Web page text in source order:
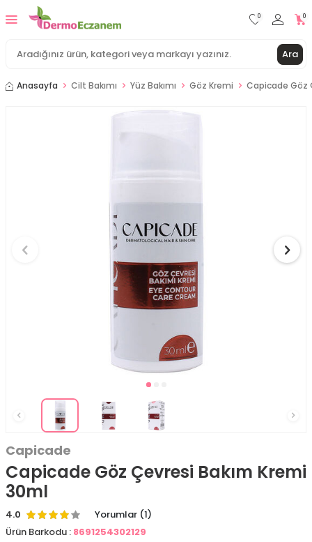
Ara
0 0
Anasayfa Cilt Bakımı Yüz Bakımı Göz Kremi Capicade Göz
Capicade
Capicade Göz Çevresi Bakım Kremi
30ml
4.0
Yorumlar (1)
Ürün Barkodu : 8691254302129